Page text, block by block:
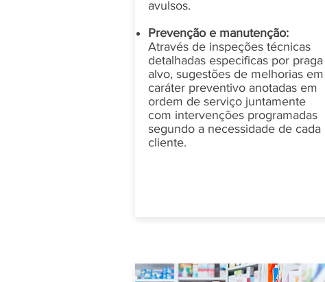
avulsos.
Prevenção e manutenção:
Através de inspeções técnicas
detalhadas especificas por praga
alvo, sugestões de melhorias em
caráter preventivo anotadas em
ordem de serviço juntamente
com intervenções programadas
segundo a necessidade de cada
cliente.